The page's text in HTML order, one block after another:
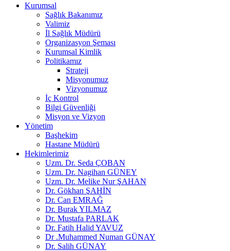
Kurumsal
Sağlık Bakanımız
Valimiz
İl Sağlık Müdürü
Organizasyon Şeması
Kurumsal Kimlik
Politikamız
Strateji
Misyonumuz
Vizyonumuz
İç Kontrol
Bilgi Güvenliği
Misyon ve Vizyon
Yönetim
Başhekim
Hastane Müdürü
Hekimlerimiz
Uzm. Dr. Seda ÇOBAN
Uzm. Dr. Nagihan GÜNEY
Uzm. Dr. Melike Nur ŞAHAN
Dr. Gökhan ŞAHİN
Dr. Can EMRAĞ
Dr. Burak YILMAZ
Dr. Mustafa PARLAK
Dr. Fatih Halid YAVUZ
Dr .Muhammed Numan GÜNAY
Dr. Salih GÜNAY